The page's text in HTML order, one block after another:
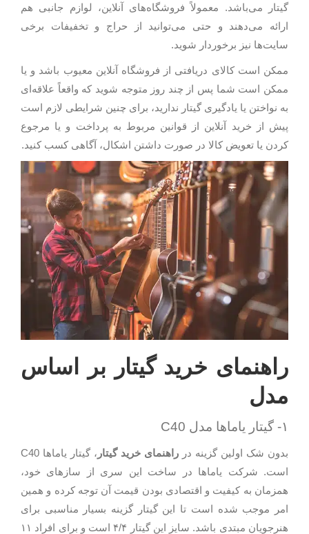
گیتار می‌باشد. معمولاً فروشگاه‌های آنلاین، لوازم جانبی هم
ارائه می‌دهند و حتی می‌توانید از حراج و تخفیفات برخی
سایت‌ها نیز برخوردار شوید.
ممکن است کالای دریافتی از فروشگاه آنلاین معیوب باشد و یا
ممکن است شما پس از چند روز متوجه شوید که واقعاً علاقه‌ای
به نواختن یا یادگیری گیتار ندارید، برای چنین شرایطی لازم است
پیش از خرید آنلاین از قوانین مربوط به پرداخت و یا مرجوع
کردن یا تعویض کالا در صورت داشتن اشکال، آگاهی کسب کنید.
راهنمای خرید گیتار بر اساس
مدل
۱- گیتار یاماها مدل C40
بدون شک اولین گزینه در راهنمای خرید گیتار
، گیتار یاماها C40
است. شرکت یاماها در ساخت این سری از سازهای خود،
همزمان به کیفیت و اقتصادی بودن قیمت آن توجه کرده و همین
امر موجب شده است تا این گیتار گزینه بسیار مناسبی برای
هنرجویان مبتدی باشد. سایز این گیتار ۴/۴ است و برای افراد ۱۱